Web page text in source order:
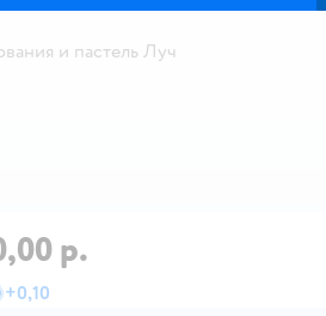
и пастель Луч
р.
+0,10